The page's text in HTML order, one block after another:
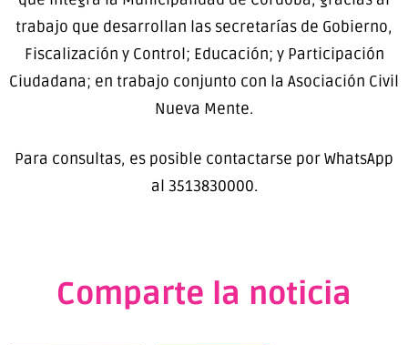
trabajo que desarrollan las secretarías de Gobierno,
Fiscalización y Control; Educación; y Participación
Ciudadana; en trabajo conjunto con la Asociación Civil
Nueva Mente.
Para consultas, es posible contactarse por WhatsApp
al 3513830000.
Comparte la noticia